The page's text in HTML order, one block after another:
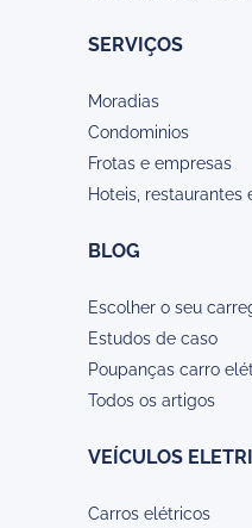
SERVIÇOS
Moradias
Condominios
Frotas e empresas
Hoteis, restaurantes
BLOG
Escolher o seu
Estudos de caso
Poupanças carro
Todos os artigos
VEÍCULOS
Carros elétricos